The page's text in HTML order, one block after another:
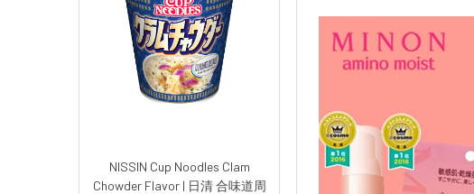
NISSIN Cup Noodles Clam
Chowder Flavor | 日清 合味道周